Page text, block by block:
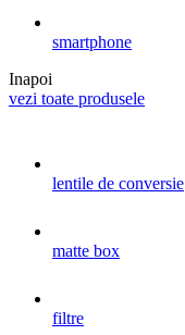
smartphone
Inapoi
vezi toate produsele
lentile de conversie
matte box
filtre